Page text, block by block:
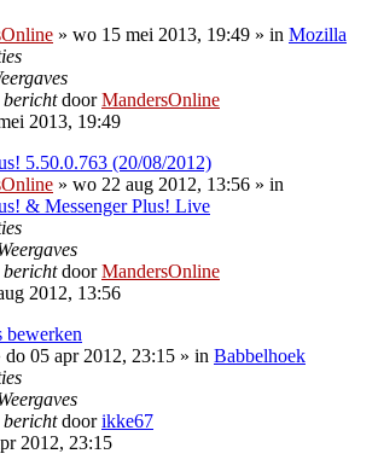
» wo 15 mei 2013, 19:49 » in Mozilla
berichtdoorMandersOnline
2013, 19:49
5.50.0.763 (20/08/2012)
» wo 22 aug 2012, 13:56 » in
& Messenger Plus! Live
berichtdoorMandersOnline
2012, 13:56
bewerken
do 05 apr 2012, 23:15 » in Babbelhoek
berichtdoorikke67
2012, 23:15